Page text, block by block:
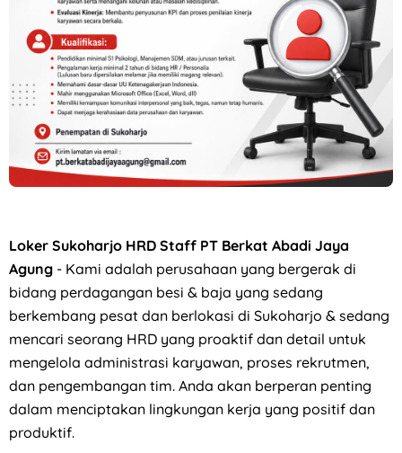
Loker Solo Raya Minimal Lulusan SMK di Niagara Kosmetik
Loker Sukoharjo HRD Staff PT Berkat Abadi Jaya
Agung - Kami adalah perusahaan yang bergerak di
bidang perdagangan besi & baja yang sedang
berkembang pesat dan berlokasi di Sukoharjo & sedang
mencari seorang HRD yang proaktif dan detail untuk
mengelola administrasi karyawan, proses rekrutmen,
dan pengembangan tim. Anda akan berperan penting
dalam menciptakan lingkungan kerja yang positif dan
produktif.